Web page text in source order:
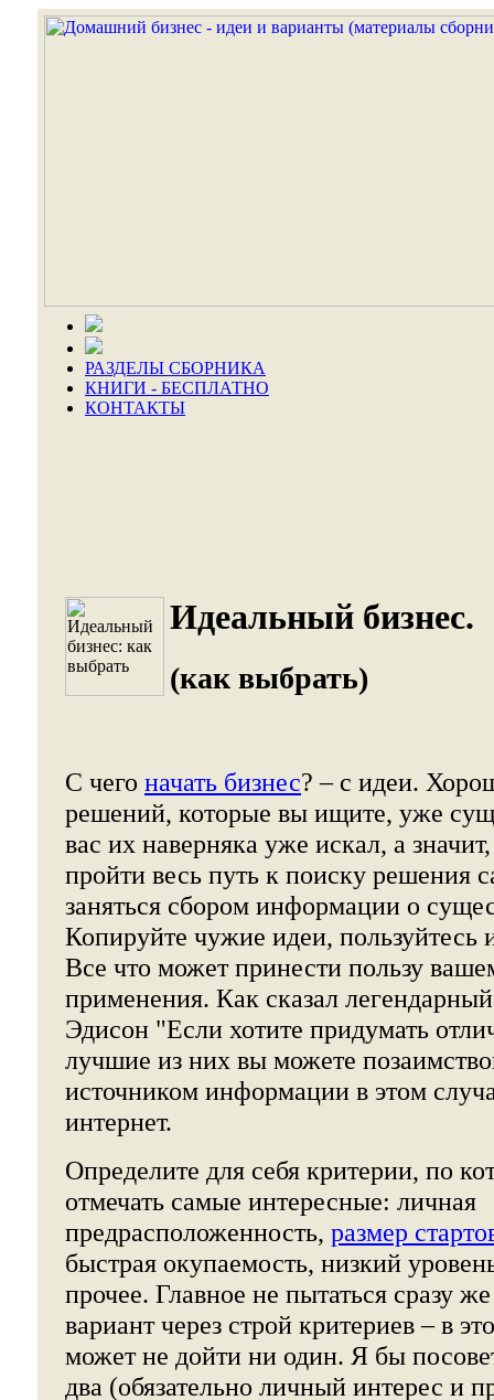
РАЗДЕЛЫ СБОРНИКА
КНИГИ - БЕСПЛАТНО
КОНТАКТЫ
Идеальный бизнес.
(как выбрать)
С чего начать бизнес? – с идеи.
решений, которые вы ищите, уже
вас их наверняка уже искал, а
пройти весь путь к поиску решения
заняться сбором информации о
Копируйте чужие идеи, пользуйтесь
Все что может принести пользу
применения. Как сказал
Эдисон "Если хотите придумать
лучшие из них вы можете
источником информации в этом
интернет.
Определите для себя критерии, по
отмечать самые интересные: личная
предрасположенность, размер
быстрая окупаемость, низкий
прочее. Главное не пытаться сразу
вариант через строй критериев – в
может не дойти ни один. Я бы
два (обязательно личный интерес и